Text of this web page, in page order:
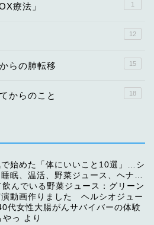
療法」 1
12
らの肺転移 15
からのこと 18
始めた「体にいいこと10選」…シ
眠、温活、野菜ジュース、ヘナ…
んでいる野菜ジュース：グリーン
演動画作りました ヘルシオジュー
代女性大腸がんサバイバーの体験
っ より